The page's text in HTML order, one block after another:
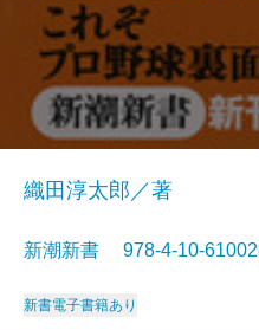
織田淳太郎／著
新潮新書 978-4-10-
新書電子書籍あり